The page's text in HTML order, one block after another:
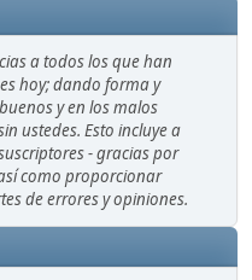
a todos los que han
hoy; dando forma y
y en los malos
ustedes. Esto incluye a
- gracias por
como proporcionar
de errores y opiniones.